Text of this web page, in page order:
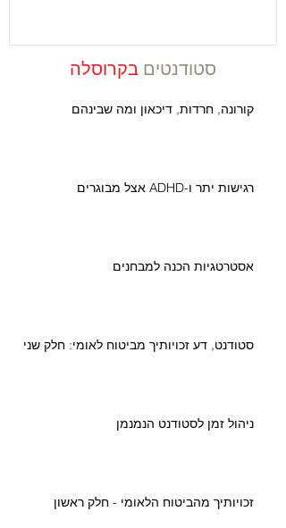
סטודנטים בקרוסלה
קורונה, חרדות, דיכאון ומה שבינהם
רגישות יתר ו-ADHD אצל מבוגרים
אסטרטגיות הכנה למבחנים
סטודנט, דע זכויותיך מביטוח לאומי: חלק שני
ניהול זמן לסטודנט הנמנמן
זכויותיך מהביטוח הלאומי - חלק ראשון